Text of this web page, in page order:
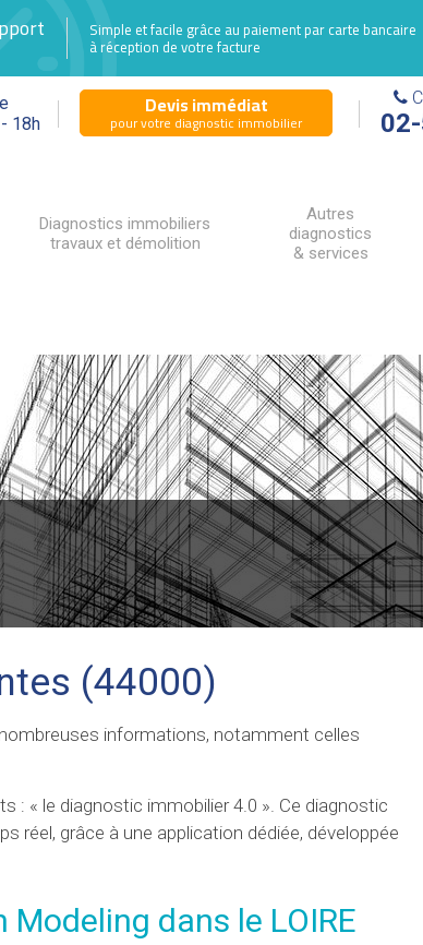
Simple et facile grâce au paiement par carte bancaire
à réception de votre facture
18h
Devis immédiat
pour votre diagnostic immobilier
Diagnostics immobiliers
travaux et démolition
Autres
diagnostics
& services
(44000)
informations, notamment celles
: « le diagnostic immobilier 4.0 ». Ce diagnostic
réel, grâce à une application dédiée, développée
dans le LOIRE